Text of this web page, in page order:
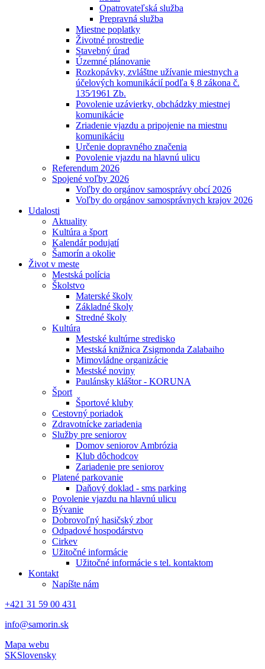
Opatrovateľská služba
Prepravná služba
Miestne poplatky
Životné prostredie
Stavebný úrad
Územné plánovanie
Rozkopávky, zvláštne užívanie miestnych a
účelových komunikácií podľa § 8 zákona č.
135⁄1961 Zb.
Povolenie uzávierky, obchádzky miestnej
komunikácie
Zriadenie vjazdu a pripojenie na miestnu
komunikáciu
Určenie dopravného značenia
Povolenie vjazdu na hlavnú ulicu
Referendum 2026
Spojené voľby 2026
Voľby do orgánov samosprávy obcí 2026
Voľby do orgánov samosprávnych krajov 2026
Udalosti
Aktuality
Kultúra a šport
Kalendár podujatí
Šamorín a okolie
Život v meste
Mestská polícia
Školstvo
Materské školy
Základné školy
Stredné školy
Kultúra
Mestské kultúrne stredisko
Mestská knižnica Zsigmonda Zalabaiho
Mimovládne organizácie
Mestské noviny
Paulánsky kláštor - KORUNA
Šport
Športové kluby
Cestovný poriadok
Zdravotnícke zariadenia
Služby pre seniorov
Domov seniorov Ambrózia
Klub dôchodcov
Zariadenie pre seniorov
Platené parkovanie
Daňový doklad - sms parking
Povolenie vjazdu na hlavnú ulicu
Bývanie
Dobrovoľný hasičský zbor
Odpadové hospodárstvo
Cirkev
Užitočné informácie
Užitočné informácie s tel. kontaktom
Kontakt
Napíšte nám
+421 31 59 00 431
info@samorin.sk
Mapa webu
SKSlovensky